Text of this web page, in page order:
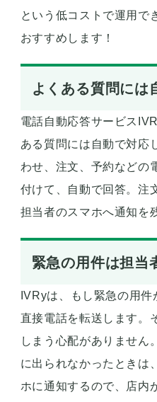
という低コストで運用で
おすすめします！
よくある質問には
電話自動応答サービス
ある質問には自動で対応
わせ、注文、予約などの
付けて、自動で回答。注
担当者のスマホへ通知を
緊急の用件は担当
IVRyは、もし緊急の用
直接電話を転送します。
しまう心配がありません
に出られなかったときは
ホに通知するので、店内